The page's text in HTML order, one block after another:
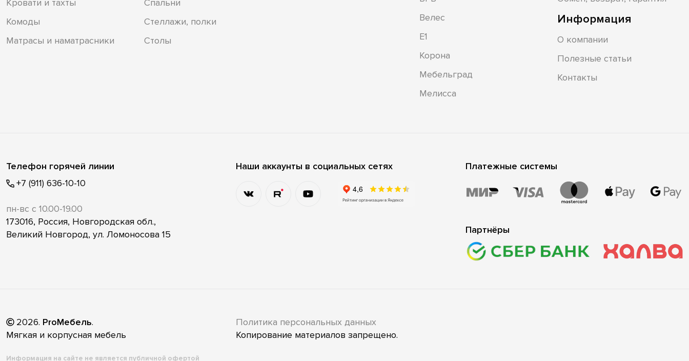
Кровати и тахты
Комоды
Матрасы и наматрасники
Спальни
Стеллажи, полки
Столы
Велес
Е1
Корона
Мебельград
Мелисса
Информация
О компании
Полезные статьи
Контакты
Телефон горячей линии
+7 (911) 636-10-10
пн-вс с 10.00-19.00
173016, Россия, Новгородская обл.,
Великий Новгород, ул. Ломоносова 15
Наши аккаунты в социальных сетях Платежные системы
Партнёры
2026. ProМебель.
Мягкая и корпусная мебель
Политика персональных данных
Копирование материалов запрещено.
Информация на сайте не является публичной офертой